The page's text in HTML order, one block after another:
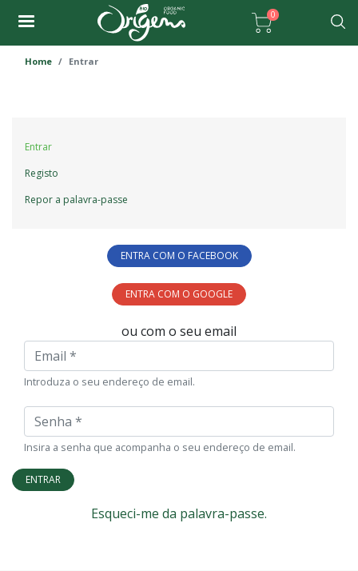
Passar
para
o
0
Home Entrar
ENTRA COM O FACEBOOK
ENTRA COM O GOOGLE
ou com o seu email
Email
Introduza o seu endereço de email.
Senha
Insira a senha que acompanha o seu endereço de email.
ENTRAR
Esqueci-me da palavra-passe.
Primary
Entrar
Registo
Repor a palavra-passe